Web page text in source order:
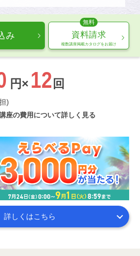
み 資料請求
複数講座掲載カタログをお届け
円× 12 回
)
座の費用について詳しく見る
詳しくはこちら